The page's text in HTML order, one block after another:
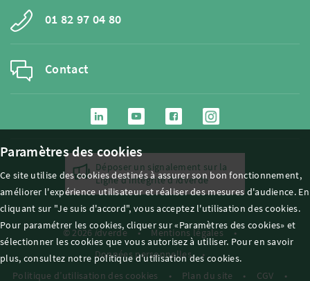
01 82 97 04 80
Contact
Déposer un signalement sur la
Ligne d'intégrité d'idverde
© 2026idverde
Mentions légales
Données personnelles
Politique d’utilisation des cookies
Plan du site CGV
Paramètres des cookies
Ce site utilise des cookies destinés à assurer son bon fonctionnement,
améliorer l'expérience utilisateur et réaliser des mesures d'audience. En
cliquant sur "Je suis d'accord", vous acceptez l'utilisation des cookies.
Pour paramétrer les cookies, cliquer sur «Paramètres des cookies» et
sélectionner les cookies que vous autorisez à utiliser. Pour en savoir
plus, consultez notre politique d’utilisation des cookies.